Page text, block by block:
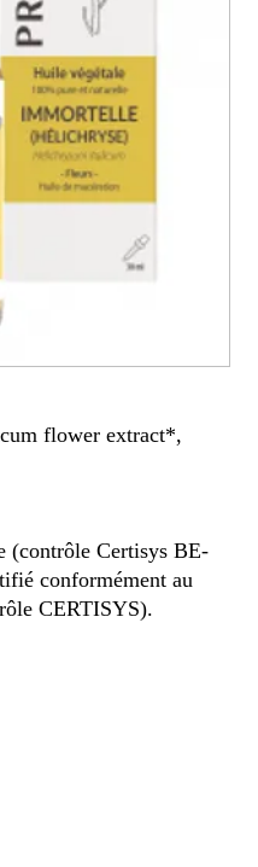
flower extract*,
(contrôle Certisys BE-
conformément au
CERTISYS).